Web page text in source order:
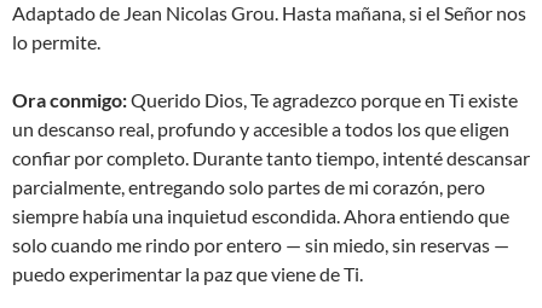
Adaptado de Jean Nicolas Grou. Hasta mañana, si el Señor nos
lo permite.
Ora conmigo:Querido Dios, Te agradezco porque en Ti existe
un descanso real, profundo y accesible a todos los que eligen
confiar por completo. Durante tanto tiempo, intenté descansar
parcialmente, entregando solo partes de mi corazón, pero
siempre había una inquietud escondida. Ahora entiendo que
solo cuando me rindo por entero — sin miedo, sin reservas —
puedo experimentar la paz que viene de Ti.